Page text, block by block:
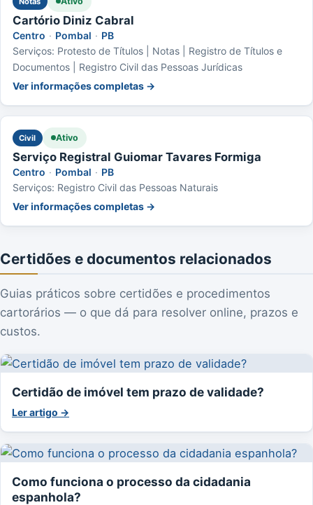
Cartório Diniz Cabral
Centro · Pombal · PB
Serviços: Protesto de Títulos | Notas | Registro de Títulos e
Documentos | Registro Civil das Pessoas Jurídicas
Ver informações completas →
Civil Ativo
Serviço Registral Guiomar Tavares Formiga
Centro · Pombal · PB
Serviços: Registro Civil das Pessoas Naturais
Ver informações completas →
Certidões e documentos relacionados
Guias práticos sobre certidões e procedimentos
cartorários — o que dá para resolver online, prazos e
custos.
Certidão de imóvel tem prazo de validade?
Ler artigo →
Como funciona o processo da cidadania
espanhola?